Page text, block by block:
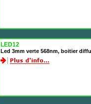
LED12
Led 3mm verte 568nm, boitier